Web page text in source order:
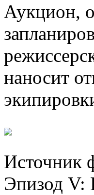
Аукцион,
наносит
Источник
Эпизод V: